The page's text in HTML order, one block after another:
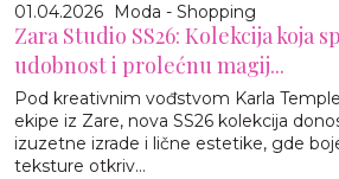
01.04.2026 Moda - Shopping
Zara Studio SS26: Kolekcija koja
udobnost i prolećnu magij...
Pod kreativnim vođstvom Karla
ekipe iz Zare, nova SS26 kolekcija
izuzetne izrade i lične estetike, gde
teksture otkriv...